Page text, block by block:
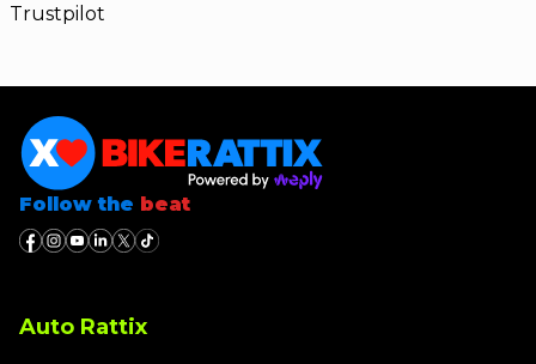
Trustpilot
Follow the beat
Auto Rattix